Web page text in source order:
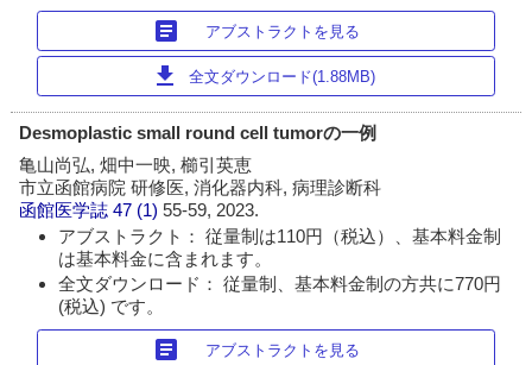
article アブストラクトを見る
download 全文ダウンロード(1.88MB)
Desmoplastic small round cell tumorの一例
亀山尚弘, 畑中一映, 櫛引英恵
市立函館病院 研修医, 消化器内科, 病理診断科
函館医学誌 47 (1)55-59, 2023.
アブストラクト： 従量制は110円（税込）、基本料金制
は基本料金に含まれます。
全文ダウンロード： 従量制、基本料金制の方共に770円
(税込) です。
article アブストラクトを見る